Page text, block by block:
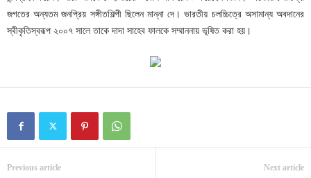
জগতের অন্যতম জনপ্রিয় সঙ্গীতশিল্পী ছিলেন মান্না দে। ভারতীয় চলচ্চিত্রে অসামান্য অবদানের
স্বীকৃতিস্বরূপ ২০০৭ সালে তাকে দাদা সাহেব ফালকে সম্মাননায় ভূষিত করা হয়।
Previous article Next article